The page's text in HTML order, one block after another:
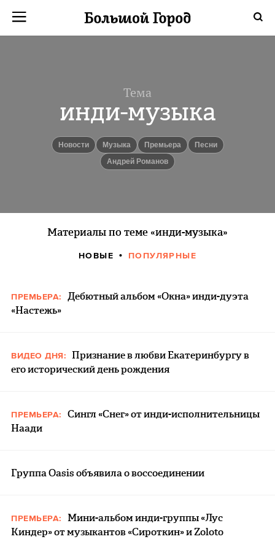
Тема
инди-музыка
новости музыка Премьера
Песни
Андрей Романов
Материалы по теме «инди-музыка»
НОВЫЕ ПОПУЛЯРНЫЕ
ПРЕМЬЕРА:
Дебютный альбом «Окна» инди-дуэта
«Настежь»
ВИДЕО ДНЯ: Признание в любви Екатеринбургу в
его исторический день рождения
ПРЕМЬЕРА:
Сингл «Снег» от инди-исполнительницы
Наади
Группа Oasis объявила о воссоединении
ПРЕМЬЕРА:
Мини-альбом инди-группы «Лус
Киндер» от музыкантов «Сироткин» и Zoloto